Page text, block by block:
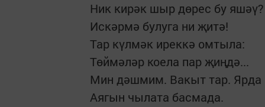
Ник кирәк шыр дөрес бу
Искәрмә булуга ни җитә!
Тар күлмәк иреккә омтыла:
Төймәләр коела пар җиңдә...
Мин дәшмим. Вакыт тар. Ярда
Аягын чылата басмада.